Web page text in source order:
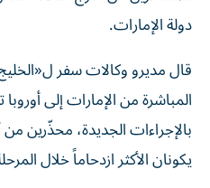
دولة الإمارات.
قال مديرو وكالات سفر
المباشرة من الإمارات إلى
بالإجراءات الجديدة،
يكونان الأكثر ازدحاماً خلال